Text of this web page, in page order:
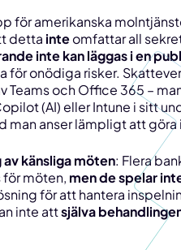
för amerikanska
detta inteomfattarall
inte kan läggas i en
för onödiga risker.
Teams och Office 365 –
(AI) eller Intune i sitt
man anser lämpligt att
känsliga möten: Flera
för möten, men de spelar
för att hantera
inte attsjälva